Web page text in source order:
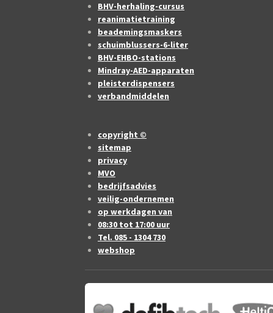
BHV-herhaling-cursus
reanimatietraining
beademingsmaskers
schuimblussers-6-liter
BHV-EHBO-stations
Mindray-AED-apparaten
pleisterdispensers
verbandmiddelen
copyright ©
sitemap
privacy
MVO
bedrijfsadvies
veilig-ondernemen
op werkdagen van
08:30 tot 17:00 uur
Tel. 085 - 1304 730
webshop